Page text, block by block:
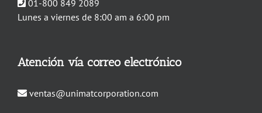
01-800 849 2089
Lunes a viernes de 8:00 am a 6:00 pm
Atención vía correo electrónico
ventas@unimatcorporation.com